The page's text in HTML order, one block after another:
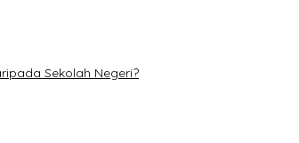
Sekolah Negeri?